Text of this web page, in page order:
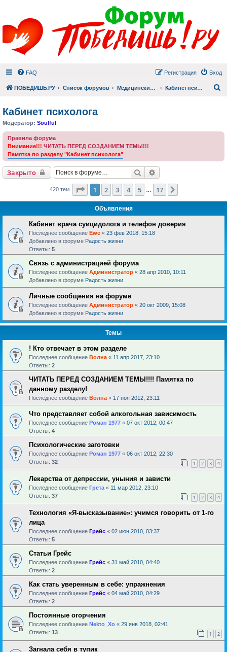
FAQ Вход
Регистрация
ПОБЕДИШЬ.РУ Список форумов Медицинский раздел Кабинет психолога
Кабинет психолога
Модератор: Soulful
Правила форума
Внимание!!! ЧИТАТЬ ПЕРЕД СОЗДАНИЕМ ТЕМЫ!!!
Памятка по разделу "Кабинет психолога"
Закрыто Поиск
420 тем Страница из 17
1 2 3 4 5 17
Объявления
Кабинет врача суицидолога и телефон доверия
Последнее сообщение Ewe « 23 фев 2018, 15:18
Добавлено в форуме Радость жизни
Ответы: 5
Связь с администрацией форума
Последнее сообщение Администратор « 28 апр 2010, 10:11
Добавлено в форуме Радость жизни
Личные сообщения на форуме
Последнее сообщение Администратор « 20 окт 2009, 15:08
Добавлено в форуме Радость жизни
Темы
! Кто отвечает в этом разделе
Последнее сообщение Волна « 11 апр 2017, 23:10
Ответы: 2
ЧИТАТЬ ПЕРЕД СОЗДАНИЕМ ТЕМЫ!!!! Памятка по
данному разделу!
Последнее сообщение Волна « 17 ноя 2012, 23:11
Что представляет собой алкогольная зависимость
Последнее сообщение Роман 1977 « 07 окт 2012, 00:47
Ответы: 4
Психологические заготовки
Последнее сообщение Роман 1977 « 06 окт 2012, 22:30
Ответы: 32 1 2 3 4
Лекарства от депрессии, уныния и зависти
Последнее сообщение Грета « 11 мар 2012, 23:10
Ответы: 37 1 2 3 4
Технология «Я-высказывание»: учимся говорить от 1-го
лица
Последнее сообщение Грейс « 02 июн 2010, 03:37
Ответы: 5
Статьи Грейс
Последнее сообщение Грейс « 31 май 2010, 04:40
Ответы: 2
Как стать уверенным в себе: упражнения
Последнее сообщение Грейс « 04 май 2010, 04:29
Ответы: 2
Постоянные огорчения
Последнее сообщение Nekto_Xo « 29 янв 2018, 02:41
Ответы: 13 1 2
Загнала себя в тупик